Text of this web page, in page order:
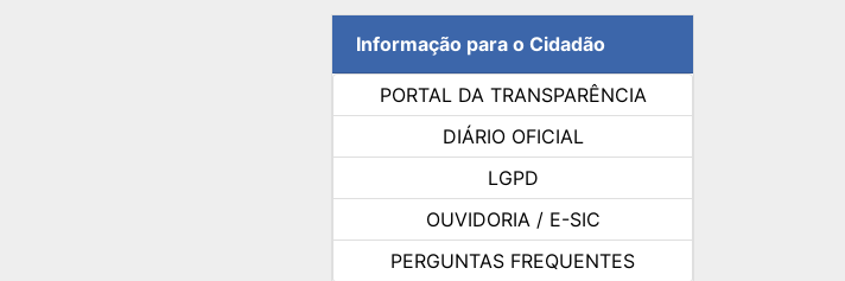
Informação para o Cidadão
PORTAL DA TRANSPARÊNCIA
DIÁRIO OFICIAL
LGPD
OUVIDORIA / E-SIC
PERGUNTAS FREQUENTES